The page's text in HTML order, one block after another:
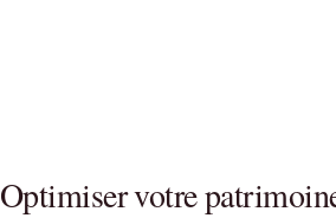
Optimiser votre